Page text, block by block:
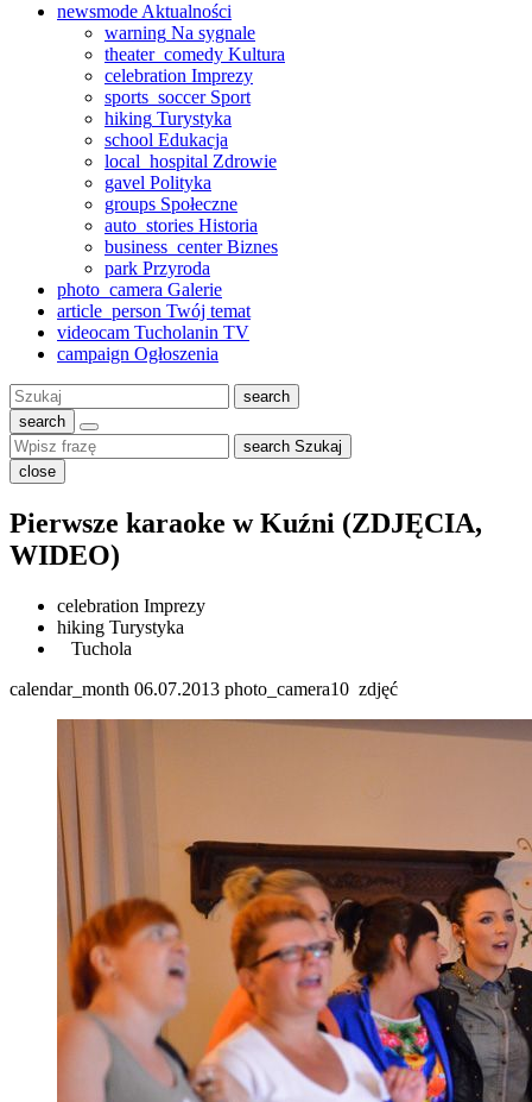
newsmode Aktualności
warning Na sygnale
theater_comedy Kultura
celebration Imprezy
sports_soccerSport
hiking Turystyka
school Edukacja
local_hospital Zdrowie
gavel Polityka
groups Społeczne
auto_stories Historia
business_centerBiznes
park Przyroda
photo_camera Galerie
article_person Twój temat
videocam Tucholanin TV
campaign Ogłoszenia
Szukaj:
search
search
search Szukaj
close
Pierwsze karaoke w Kuźni (ZDJĘCIA,
WIDEO)
celebration Imprezy
hiking Turystyka
Tuchola
calendar_month 06.07.2013 photo_camera10 zdjęć